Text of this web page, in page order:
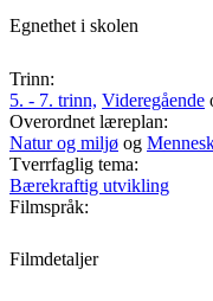
Egnethet i skolen
Trinn:
5. - 7. trinn, Videregående
Overordnet læreplan:
Natur og miljø og
Tverrfaglig tema:
Bærekraftig utvikling
Filmspråk:
Filmdetaljer